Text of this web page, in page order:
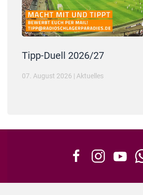
Tipp-Duell 2026/27
07. August 2026 | Aktuelles